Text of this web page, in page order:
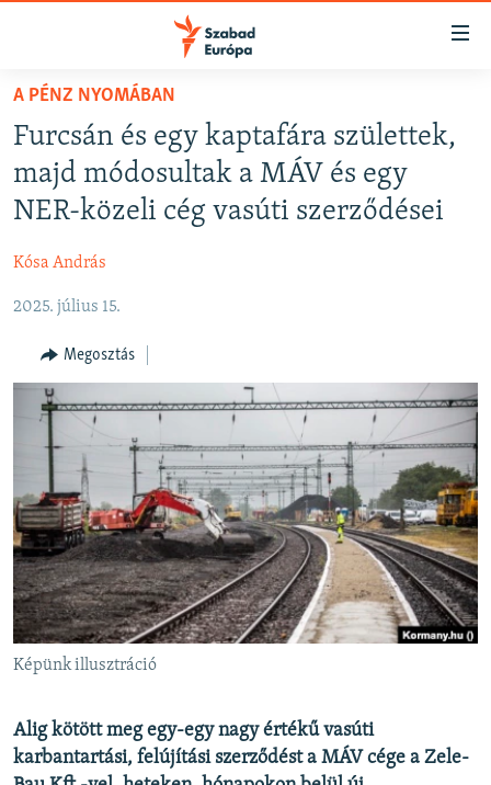
Akadálymentes
Ugrás
fő
oldalra
Ugrás
tartalomjegyzékre
AKTUÁLIS
PODCASTOK
ELEMZŐ
NER15
SZABADON
TÁRSADALOM
DEMOKRÁCIA
A PÉNZ NYOMÁBAN
EURÓPAI UNIÓ
VILÁG
KLÍMAVÁLTOZÁS
A MÚLT TANULSÁGAI
A PÉNZ NYOMÁBAN
Furcsán és egy kaptafára születtek,
majd módosultak a MÁV és egy
NER-közeli cég vasúti szerződései
Kósa András
2025. július 15.
Megosztás
Képünk illusztráció
Alig kötött meg egy-egy nagy értékű vasúti
karbantartási, felújítási szerződést a MÁV cége a Zele-
FELIRATKOZÁS